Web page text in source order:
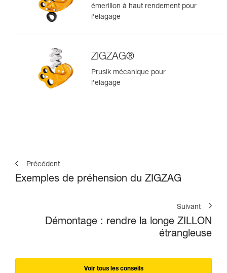
émerillon à haut rendement pour
l’élagage
ZIGZAG®
Prusik mécanique pour
l’élagage
Précédent
Exemples de préhension du ZIGZAG
Suivant
Démontage : rendre la longe ZILLON
étrangleuse
Voir tous les conseils